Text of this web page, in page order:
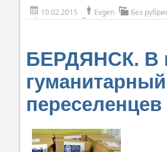
10.02.2015 Evgen Без
БЕРДЯНСК. В